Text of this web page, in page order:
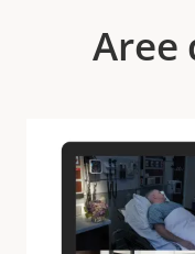
Aree